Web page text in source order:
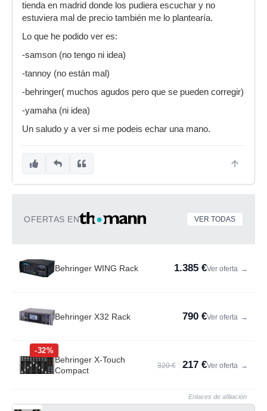
tienda en madrid donde los pudiera escuchar y no
estuviera mal de precio también me lo plantearía.
Lo que he podido ver es:
-samson (no tengo ni idea)
-tannoy (no están mal)
-behringer( muchos agudos pero que se pueden corregir)
-yamaha (ni idea)
Un saludo y a ver si me podeis echar una mano.
OFERTAS EN VER TODAS
Behringer WING Rack 1.385 €Ver oferta →
Behringer X32 Rack 790 €Ver oferta →
-32%
Behringer X-Touch
Compact
320 € 217 €Ver oferta →
Enlaces de afiliación